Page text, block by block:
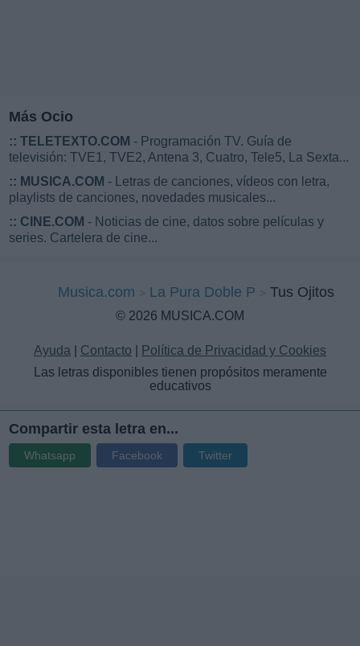
Más Ocio
:: TELETEXTO.COM - Programación TV. Guía de
televisión: TVE1, TVE2, Antena 3, Cuatro, Tele5, La Sexta...
:: MUSICA.COM - Letras de canciones, vídeos con letra,
playlists de canciones, novedades musicales...
:: CINE.COM - Noticias de cine, datos sobre películas y
series. Cartelera de cine...
Musica.com La Pura Doble P Tus Ojitos
© 2026 MUSICA.COM
Ayuda Contacto
Política de Privacidad y Cookies
Las letras disponibles tienen propósitos meramente
educativos
Compartir esta letra en...
Whatsapp Facebook Twitter